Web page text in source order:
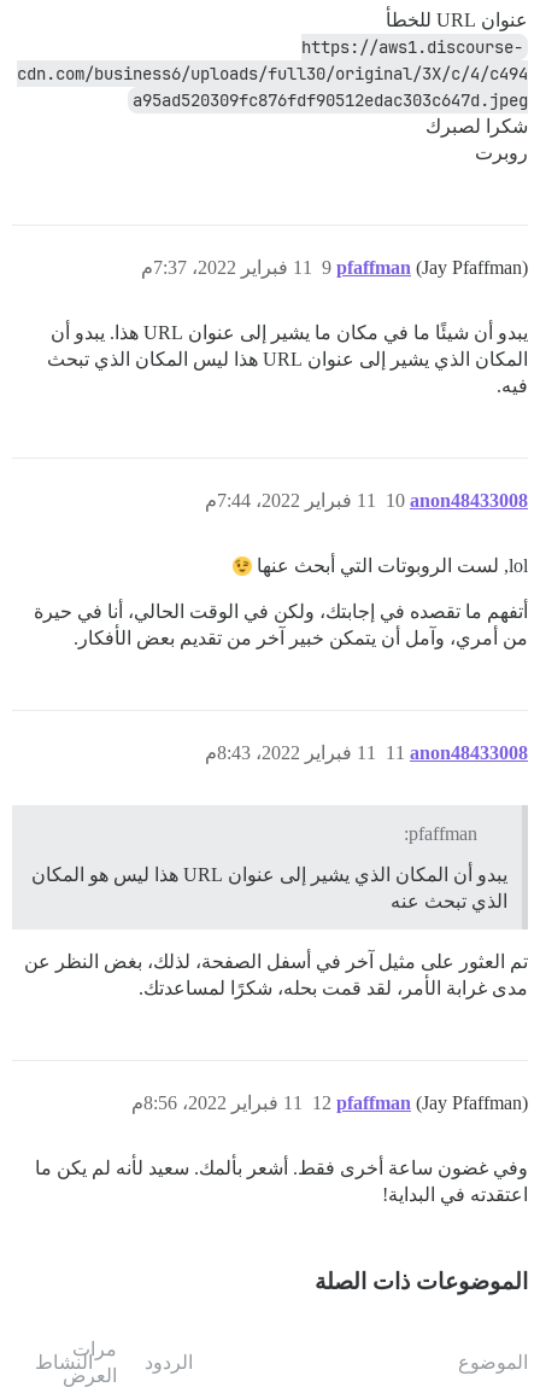
عنوان URL للخطأ
https://aws1.discourse-
cdn.com/business6/uploads/full30/original/3X/c/4/c494
a95ad520309fc876fdf90512edac303c647d.jpeg
شكرا لصبرك
روبرت
pfaffman (Jay Pfaffman) 11 فبراير 2022، 7:37م 9
يبدو أن شيئًا ما في مكان ما يشير إلى عنوان URL هذا. يبدو أن
المكان الذي يشير إلى عنوان URL هذا ليس المكان الذي تبحث
فيه.
anon48433008 11 فبراير 2022، 7:44م 10
lol, لست الروبوتات التي أبحث عنها
أتفهم ما تقصده في إجابتك، ولكن في الوقت الحالي، أنا في حيرة
من أمري، وآمل أن يتمكن خبير آخر من تقديم بعض الأفكار.
anon48433008 11 فبراير 2022، 8:43م 11
pfaffman:
يبدو أن المكان الذي يشير إلى عنوان URL هذا ليس هو المكان
الذي تبحث عنه
تم العثور على مثيل آخر في أسفل الصفحة، لذلك، بغض النظر عن
مدى غرابة الأمر، لقد قمت بحله، شكرًا لمساعدتك.
pfaffman (Jay Pfaffman) 11 فبراير 2022، 8:56م 12
وفي غضون ساعة أخرى فقط. أشعر بألمك. سعيد لأنه لم يكن ما
اعتقدته في البداية!
الموضوعات ذات الصلة
الموضوع الردود
مرات
العرض
النشاط